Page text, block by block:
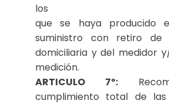
los
que se haya producido
suministro con retiro de
domiciliaria y del medidor
medición.
ARTICULO 7º:
cumplimiento total de las